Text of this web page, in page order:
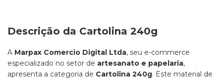
Descrição da Cartolina 240g
A Marpax Comercio Digital Ltda, seu e-commerce
especializado no setor de artesanato e papelaria,
apresenta a categoria de Cartolina 240g. Este material de